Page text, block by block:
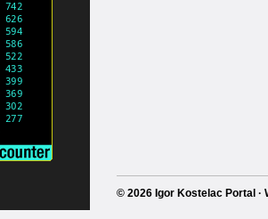
© 2026 Igor Kostelac Portal